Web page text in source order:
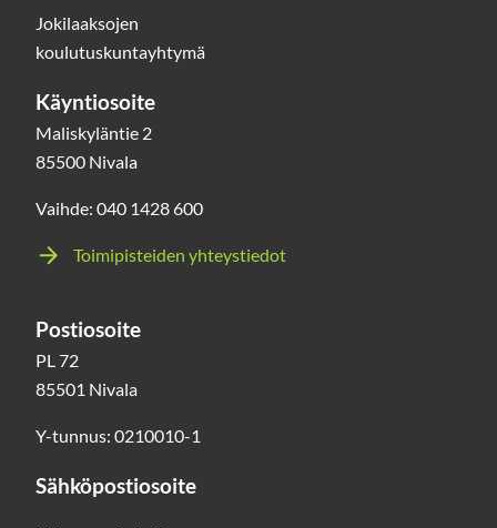
Jokilaaksojen
koulutuskuntayhtymä
Käyntiosoite
Maliskyläntie 2
85500 Nivala
Vaihde: 040 1428 600
Toimipisteiden yhteystiedot
Postiosoite
PL 72
85501 Nivala
Y-tunnus: 0210010-1
Sähköpostiosoite